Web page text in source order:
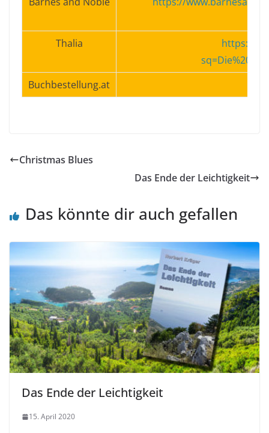
Thalia
https://
Buchbestellung.at
Christmas Blues
Das Ende der Leichtigkeit
Das könnte dir auch gefallen
Das Ende der Leichtigkeit
15. April 2020